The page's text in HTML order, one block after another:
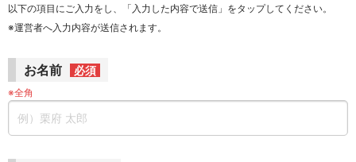
以下の項目にご入力をし、「入力した内容で送信」をタップしてください。
※運営者へ入力内容が送信されます。
お名前 必須
※全角